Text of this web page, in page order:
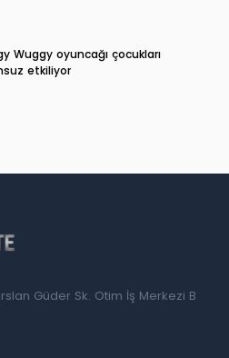
Wuggy oyuncağı çocukları
etkiliyor
Güder Sk. Otim İş Merkezi B